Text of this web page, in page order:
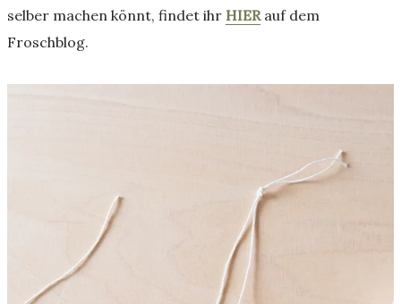
selber machen könnt, findet ihr HIERauf dem
Froschblog.